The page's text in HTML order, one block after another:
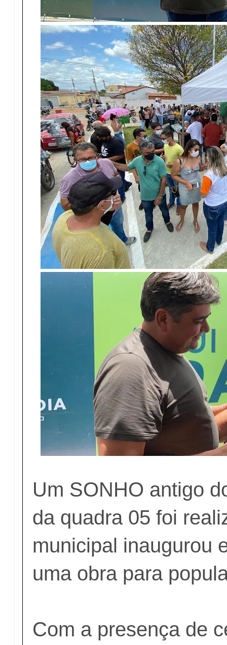
Um SONHO antigo
da quadra 05 foi
municipal inaugurou
uma obra para
Com a presença de